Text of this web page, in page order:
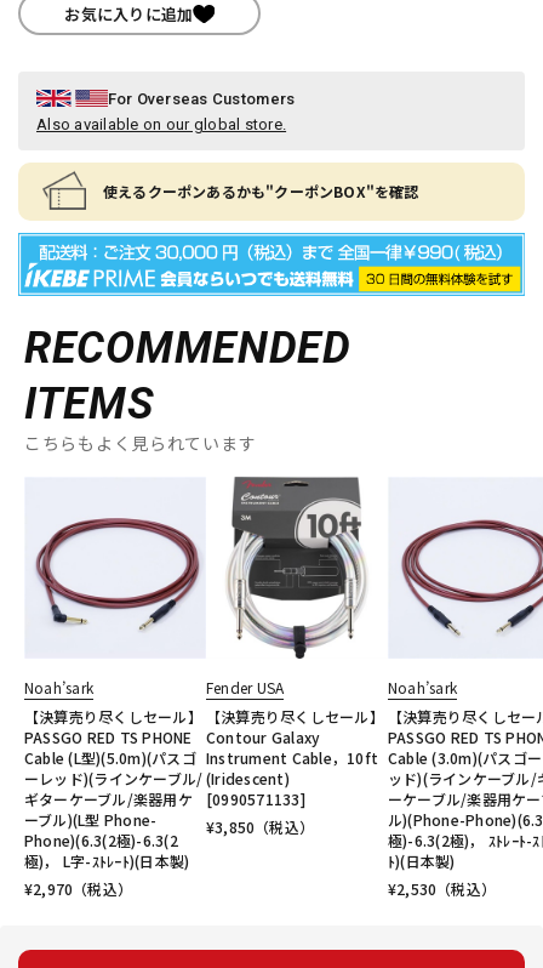
お気に入りに追加
For Overseas Customers
Also available on our global store.
使えるクーポンあるかも"クーポンBOX"を確認
RECOMMENDED
ITEMS
こちらもよく見られています
Noah’sark
【決算売り尽くしセール】
PASSGO RED TS PHONE
Cable (L型)(5.0m)(パスゴ
ーレッド)(ラインケーブル/
ギターケーブル/楽器用ケ
ーブル)(L型 Phone-
Phone)(6.3(2極)-6.3(2
極)， L字-ｽﾄﾚｰﾄ)(日本製)
¥2,970 （税込）
Fender USA
【決算売り尽くしセール】
Contour Galaxy
Instrument Cable，10ft
(Iridescent)
[0990571133]
¥3,850 （税込）
Noah’sark
【決算売り尽くしセー
PASSGO RED TS
Cable (3.0m)(パスゴ
ッド)(ラインケーブル/
ーケーブル/楽器用ケ
ル)(Phone-
極)-6.3(2極)， ｽﾄﾚｰﾄ-ｽ
ﾄ)(日本製)
¥2,530 （税込）